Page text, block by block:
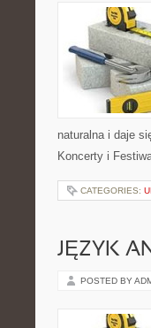
naturalna i daje
Koncerty i
CATEGORIES:
JĘZYK
POSTED BY